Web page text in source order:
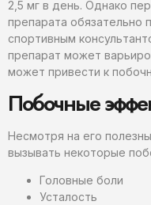
2,5 мг в день. Однако
препарата обязательно
спортивным
препарат может
может привести к
Побочные
Несмотря на его
вызывать некоторые
Головные боли
Усталость